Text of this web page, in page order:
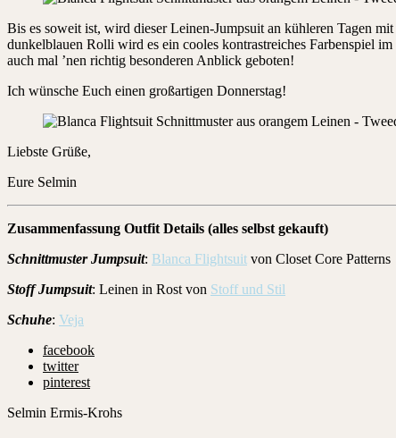
Bis es soweit ist, wird dieser Leinen-Jumpsuit an kühleren Tagen
dunkelblauen Rolli wird es ein cooles kontrastreiches Farbenspiel
auch mal ’nen richtig besonderen Anblick geboten!
Ich wünsche Euch einen großartigen Donnerstag!
Liebste Grüße,
Eure Selmin
Zusammenfassung Outfit Details (alles selbst gekauft)
Schnittmuster Jumpsuit: Blanca Flightsuit von Closet Core Patterns
Stoff Jumpsuit: Leinen in Rost von Stoff und Stil
Schuhe: Veja
facebook
twitter
pinterest
Selmin Ermis-Krohs